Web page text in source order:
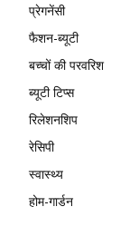
प्रेगनेंसी
फैशन-ब्यूटी
बच्चों की परवरिश
ब्यूटी टिप्स
रिलेशनशिप
रेसिपी
स्वास्थ्य
होम-गार्डन